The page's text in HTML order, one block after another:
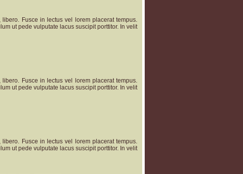
Fusce in lectus vel lorem placerat tempus.
ut pede vulputate lacus suscipit porttitor. In velit
Fusce in lectus vel lorem placerat tempus.
ut pede vulputate lacus suscipit porttitor. In velit
Fusce in lectus vel lorem placerat tempus.
ut pede vulputate lacus suscipit porttitor. In velit